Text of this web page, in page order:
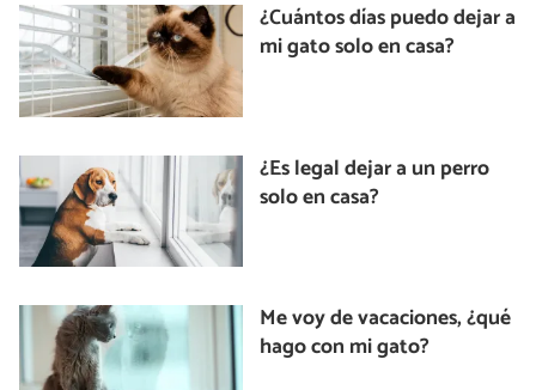
¿Cuántos días puedo dejar a
mi gato solo en casa?
¿Es legal dejar a un perro
solo en casa?
Me voy de vacaciones, ¿qué
hago con mi gato?